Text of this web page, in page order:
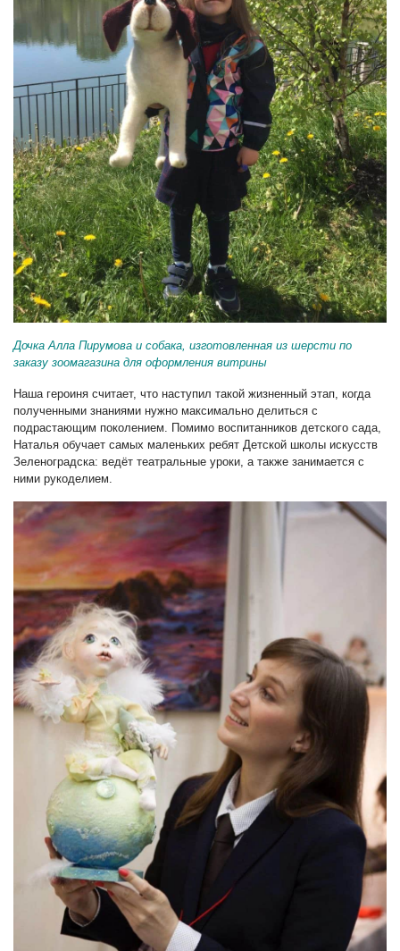
Дочка Алла Пирумова и собака, изготовленная из шерсти по
заказу зоомагазина для оформления витрины
Наша героиня считает, что наступил такой жизненный этап, когда
полученными знаниями нужно максимально делиться с
подрастающим поколением. Помимо воспитанников детского сада,
Наталья обучает самых маленьких ребят Детской школы искусств
Зеленоградска: ведёт театральные уроки, а также занимается с
ними рукоделием.